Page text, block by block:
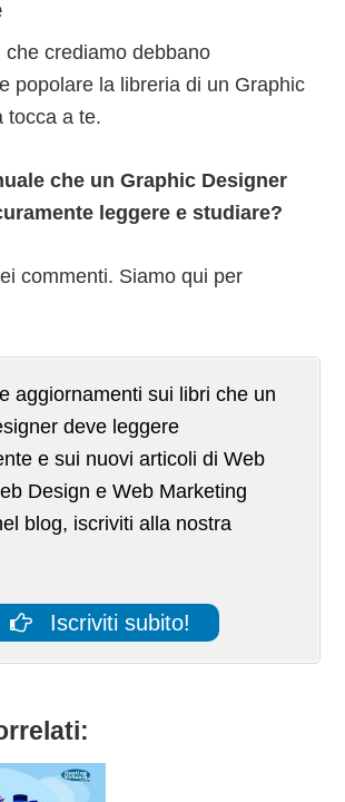
che crediamo debbano
popolare la libreria di un Graphic
tocca a te.
che un Graphic Designer
leggere e studiare?
commenti. Siamo qui per
aggiornamenti sui libri che un
deve leggere
e sui nuovi articoli di Web
Design e Web Marketing
blog, iscriviti alla nostra
Iscriviti subito!